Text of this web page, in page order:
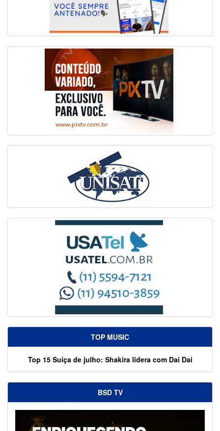
TOP MUSIC
Top 15 Suíça de julho: Shakira lidera com Dai Dai
BSD TV